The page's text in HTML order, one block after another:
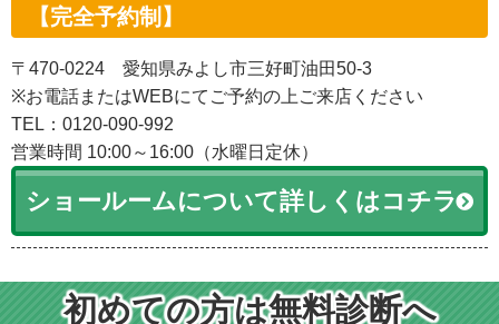
【完全予約制】
〒470-0224 愛知県みよし市三好町油田50-3
※お電話またはWEBにてご予約の上ご来店ください
TEL：0120-090-992
営業時間 10:00～16:00（水曜日定休）
ショールームについて詳しくはコチラ
初めての方は無料診断へ